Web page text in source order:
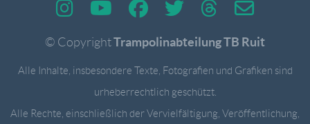
© CopyrightTrampolinabteilung TB Ruit
Alle Inhalte, insbesondere Texte, Fotografien und Grafiken sind
urheberrechtlich geschützt.
Alle Rechte, einschließlich der Vervielfältigung, Veröffentlichung,